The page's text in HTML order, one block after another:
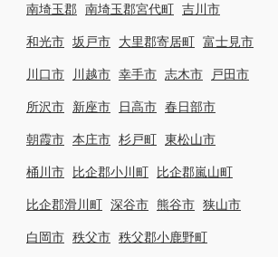
南埼玉郡 南埼玉郡宮代町 吉川市
和光市 坂戸市 大里郡寄居町 富士見市
川口市 川越市 幸手市 志木市 戸田市
所沢市 新座市 日高市 春日部市
朝霞市 本庄市 杉戸町 東松山市
桶川市 比企郡小川町 比企郡嵐山町
比企郡滑川町 深谷市 熊谷市 狭山市
白岡市 秩父市 秩父郡小鹿野町